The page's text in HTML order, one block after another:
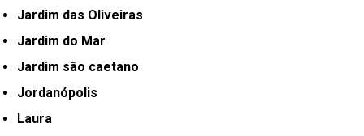
Jardim das Oliveiras
Jardim do Mar
Jardim são caetano
Jordanópolis
Laura